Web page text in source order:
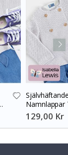
Namnlappar
30x13 mm
129,00 Kr